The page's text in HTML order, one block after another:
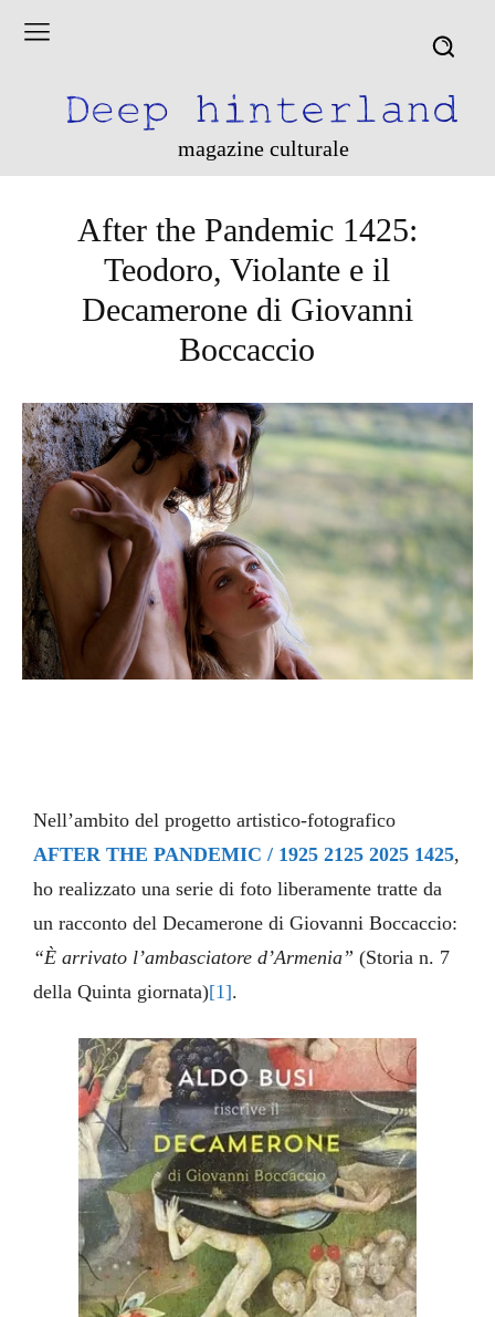
magazine culturale
After the Pandemic 1425:
Teodoro, Violante e il
Decamerone di Giovanni
Boccaccio
Nell’ambito del progetto artistico-fotografico
AFTER THE PANDEMIC / 1925 2125 2025 1425,
ho realizzato una serie di foto liberamente tratte da
un racconto del Decamerone di Giovanni Boccaccio:
“È arrivato l’ambasciatore d’Armenia”(Storia n. 7
della Quinta giornata)[1].